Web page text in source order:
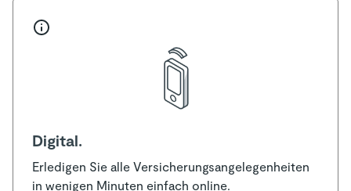
Digital.
Erledigen Sie alle Versicherungsangelegenheiten
in wenigen Minuten einfach online.